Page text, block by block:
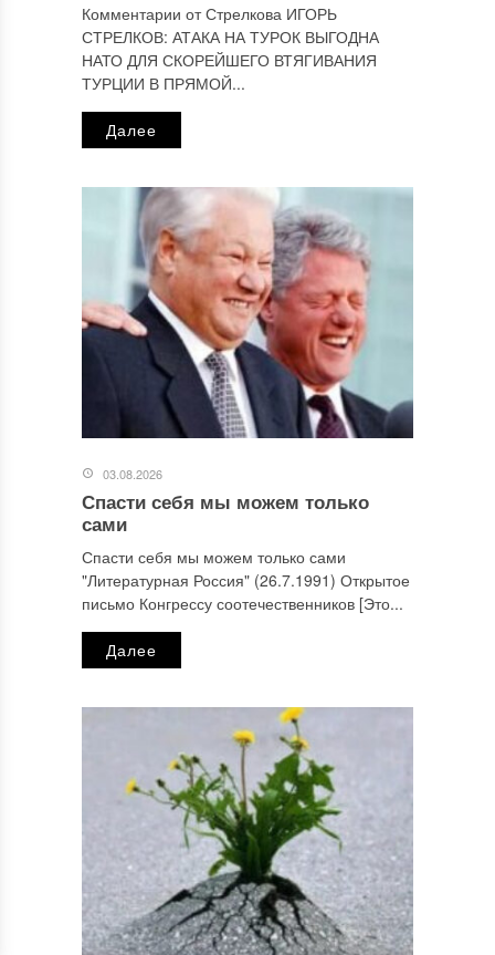
Комментарии от Стрелкова ИГОРЬ
СТРЕЛКОВ: АТАКА НА ТУРОК ВЫГОДНА
НАТО ДЛЯ СКОРЕЙШЕГО ВТЯГИВАНИЯ
ТУРЦИИ В ПРЯМОЙ...
Далее
03.08.2026
Спасти себя мы можем только
сами
Спасти себя мы можем только сами
"Литературная Россия" (26.7.1991) Открытое
письмо Конгрессу соотечественников [Это...
Далее